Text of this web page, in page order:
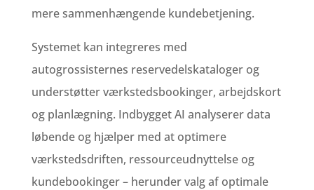
mere sammenhængende kundebetjening.
Systemet kan integreres med
autogrossisternes reservedelskataloger og
understøtter værkstedsbookinger, arbejdskort
og planlægning. Indbygget AI analyserer data
løbende og hjælper med at optimere
værkstedsdriften, ressourceudnyttelse og
kundebookinger – herunder valg af optimale